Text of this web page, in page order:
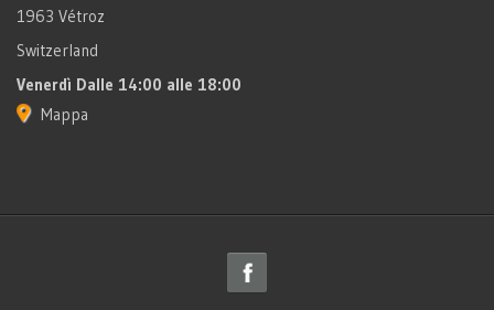
1963 Vétroz
Switzerland
Venerdì Dalle 14:00 alle 18:00
Mappa